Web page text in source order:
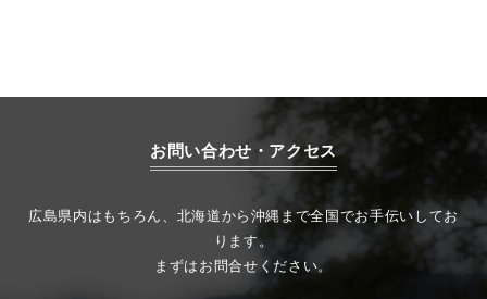
お問い合わせ・アクセス
広島県内はもちろん、北海道から沖縄まで全国でお手伝いしてお
ります。
まずはお問合せください。